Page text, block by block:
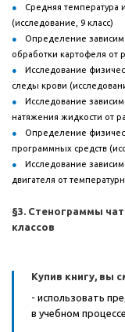
Средняя температура
(исследование, 9 класс)
Определение
обработки картофеля от
Исследование
следы крови
Исследование
натяжения жидкости от
Определение
программных средств
Исследование
двигателя от
§3. Стенограммы
классов
Купив книгу, вы
- использовать
в учебном